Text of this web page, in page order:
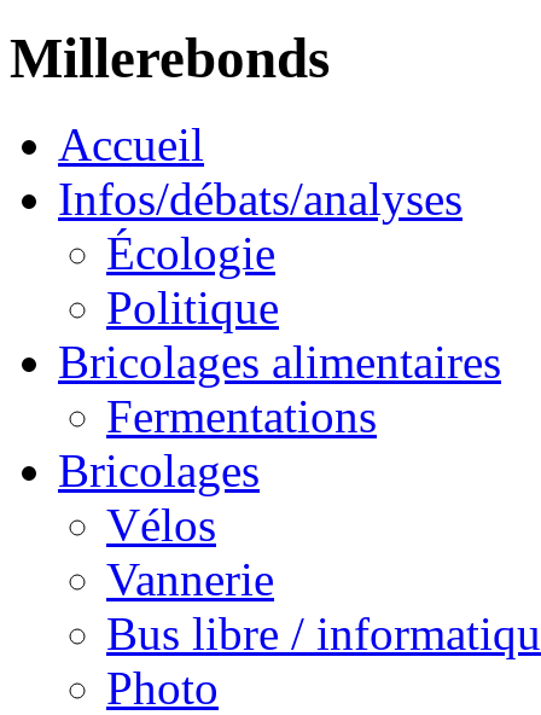
Millerebonds
Accueil
Infos/débats/analyses
Écologie
Politique
Bricolages alimentaires
Fermentations
Bricolages
Vélos
Vannerie
Bus libre /
Photo